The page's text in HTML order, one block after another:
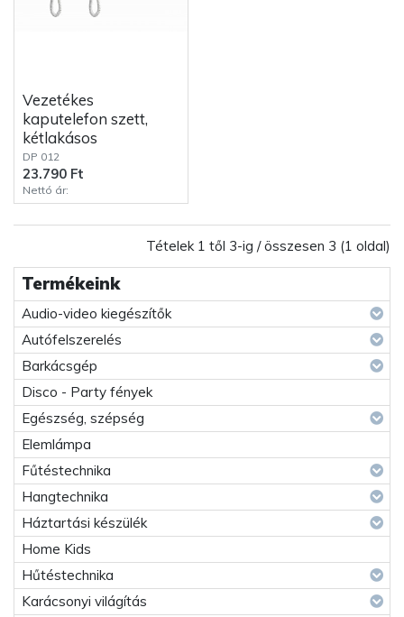
Termékeink
Audio-video kiegészítők
Autófelszerelés
Barkácsgép
Disco - Party fények
Egészség, szépség
Elemlámpa
Fűtéstechnika
Hangtechnika
Háztartási készülék
Home Kids
Hűtéstechnika
Karácsonyi világítás
Vezetékes
kaputelefon szett,
kétlakásos
DP 012
23.790 Ft
Nettó ár:
Tételek 1 től 3-ig / összesen 3 (1 oldal)